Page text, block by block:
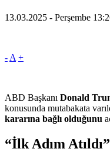
13.03.2025 - Perşembe
- A +
ABD Başkanı Donald
konusunda mutabakata
kararına bağlı olduğunu
“İlk Adım Atıldı”